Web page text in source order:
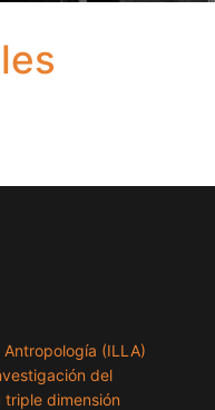
(ILLA)
del
dimensión